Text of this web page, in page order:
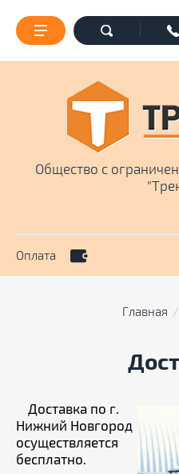
Оплата
Общество с
Главная
Доставка по г.
Нижний Новгород
осуществляется
бесплатно.